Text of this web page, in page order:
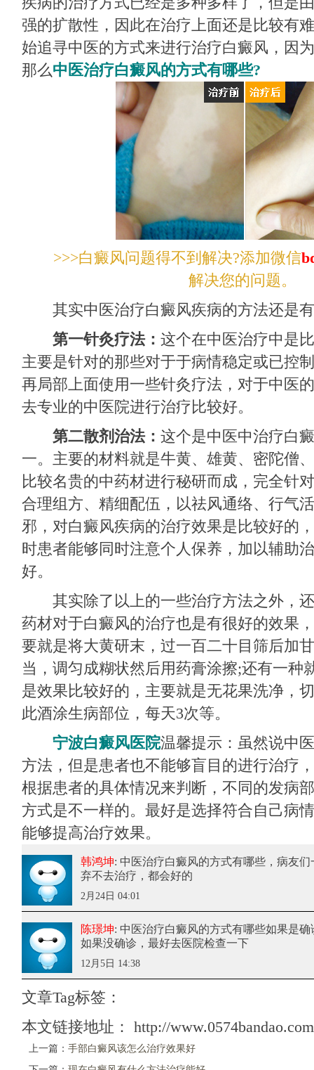
强的扩散性，因此在治疗上面还是比较有
始追寻中医的方式来进行治疗白癜风，因
那么中医治疗白癜风的方式有哪些?
>>>白癜风问题得不到解决?添加微信
解决您的问题。
其实中医治疗白癜风疾病的方法还是
第一针灸疗法： 这个在中医治疗中是
主要是针对的那些对于于病情稳定或已控
再局部上面使用一些针灸疗法，对于中医
去专业的中医院进行治疗比较好。
第二散剂治法： 这个是中医中治疗白
一。主要的材料就是牛黄、雄黄、密陀僧
比较名贵的中药材进行秘研而成，完全针
合理组方、精细配伍，以祛风通络、行气
邪，对白癜风疾病的治疗效果是比较好的
时患者能够同时注意个人保养，加以辅助
好。
其实除了以上的一些治疗方法之外，还
药材对于白癜风的治疗也是有很好的效果
要就是将大黄研末，过一百二十目筛后加
当，调匀成糊状然后用药膏涂擦;还有一种
是效果比较好的，主要就是无花果洗净，
此酒涂生病部位，每天3次等。
宁波白癜风医院温馨提示：虽然说中
方法，但是患者也不能够盲目的进行治疗
根据患者的具体情况来判断，不同的发病
方式是不一样的。最好是选择符合自己病
能够提高治疗效果。
韩鸿坤: 中医治疗白癜风的方式有哪些，病友们
弃不去治疗，都会好的
2月24日 04:01
陈璟坤: 中医治疗白癜风的方式有哪些如果是确
如果没确诊，最好去医院检查一下
12月5日 14:38
文章Tag标签：
本文链接地址： http://
上一篇： 手部白癜风该怎么治疗效果好